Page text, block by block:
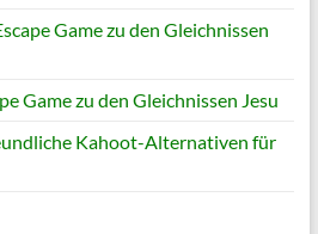
Game zu den Gleichnissen
Game zu den Gleichnissen Jesu
Kahoot-Alternativen für